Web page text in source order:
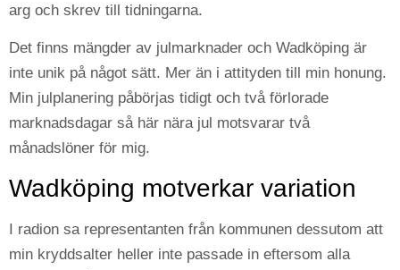
arg och skrev till tidningarna.
Det finns mängder av julmarknader och Wadköping är
inte unik på något sätt. Mer än i attityden till min honung.
Min julplanering påbörjas tidigt och två förlorade
marknadsdagar så här nära jul motsvarar två
månadslöner för mig.
Wadköping motverkar variation
I radion sa representanten från kommunen dessutom att
min kryddsalter heller inte passade in eftersom alla